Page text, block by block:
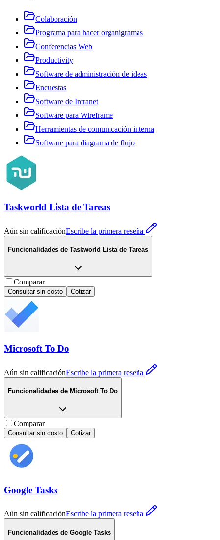
Colaboración
Programa para hacer organigramas
Conferencias Web
Productivity
Software de administración de ideas
Encuestas
Software de Intranet
Software para Wireframe
Herramientas de comunicación interna
Software para diagrama de flujo
Taskworld Lista de Tareas
Aún sin calificaciónEscribe la primera reseña
Funcionalidades de Taskworld Lista de Tareas
Comparar
Consultar sin costo Cotizar
Microsoft To Do
Aún sin calificaciónEscribe la primera reseña
Funcionalidades de Microsoft To Do
Comparar
Consultar sin costo Cotizar
Google Tasks
Aún sin calificaciónEscribe la primera reseña
Funcionalidades de Google Tasks